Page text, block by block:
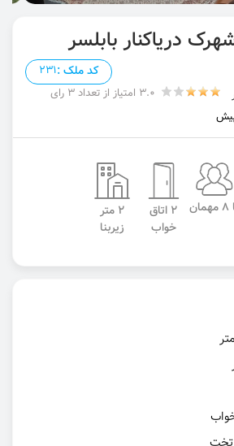
دریاکنار بابلسر
کد ملک :231
3.0 امتیاز از تعداد 3 رای
2 اتاق
خواب
2 متر
زیربنا